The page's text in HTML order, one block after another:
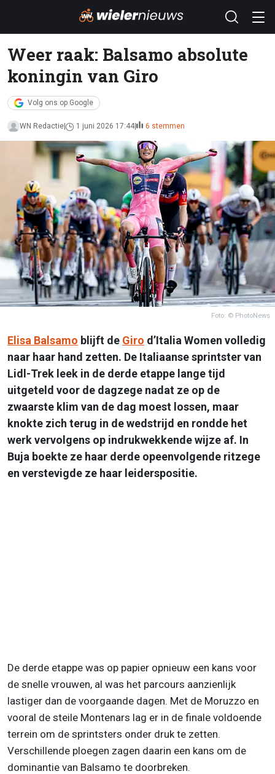
Weer raak: Balsamo absolute
koningin van Giro
Volg ons op Google
WN Redactie 1 juni 2026 17:44 6 stemmen
Foto: © PhotoNews
Elisa Balsamo blijft de Giro d’Italia Women volledig
naar haar hand zetten. De Italiaanse sprintster van
Lidl-Trek leek in de derde etappe lange tijd
uitgeteld voor de dagzege nadat ze op de
zwaarste klim van de dag moest lossen, maar
knokte zich terug in de wedstrijd en rondde het
werk vervolgens op indrukwekkende wijze af. In
Buja boekte ze haar derde opeenvolgende ritzege
en verstevigde ze haar leiderspositie.
De derde etappe was op papier opnieuw een kans voor
de snelle vrouwen, al was het parcours aanzienlijk
lastiger dan de voorgaande dagen. Met de Moruzzo en
vooral de steile Montenars lag er in de finale voldoende
terrein om de sprintsters onder druk te zetten.
Verschillende ploegen zagen daarin een kans om de
dominantie van Balsamo te doorbreken.